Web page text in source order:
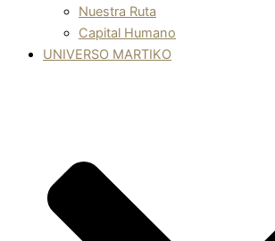
Nuestra Ruta
Capital Humano
UNIVERSO MARTIKO